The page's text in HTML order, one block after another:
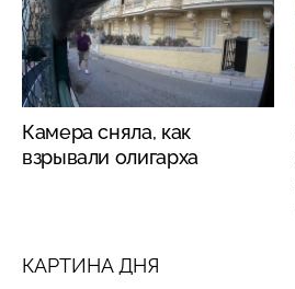
Камера сняла, как
взрывали олигарха
КАРТИНА ДНЯ